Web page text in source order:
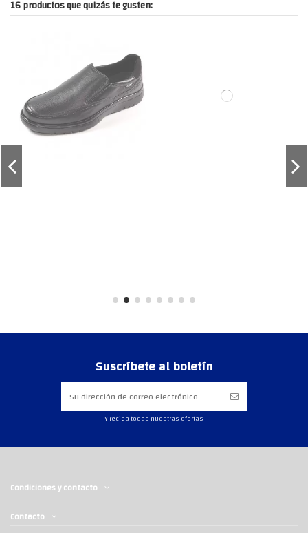
16 productos que quizás te gusten:
Suscríbete al boletín
Y reciba todas nuestras ofertas
Condiciones y contacto
Contacto